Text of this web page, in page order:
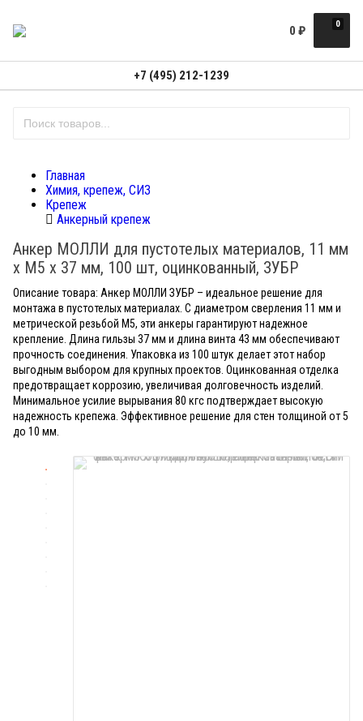
0
0 ₽
+7 (495) 212-1239
Главная
Химия, крепеж, СИЗ
Крепеж
Анкерный крепеж
Анкер МОЛЛИ для пустотелых материалов, 11 мм
x M5 x 37 мм, 100 шт, оцинкованный, ЗУБР
Описание товара: Анкер МОЛЛИ ЗУБР – идеальное решение для
монтажа в пустотелых материалах. С диаметром сверления 11 мм и
метрической резьбой M5, эти анкеры гарантируют надежное
крепление. Длина гильзы 37 мм и длина винта 43 мм обеспечивают
прочность соединения. Упаковка из 100 штук делает этот набор
выгодным выбором для крупных проектов. Оцинкованная отделка
предотвращает коррозию, увеличивая долговечность изделий.
Минимальное усилие вырывания 80 кгс подтверждает высокую
надежность крепежа. Эффективное решение для стен толщиной от 5
до 10 мм.